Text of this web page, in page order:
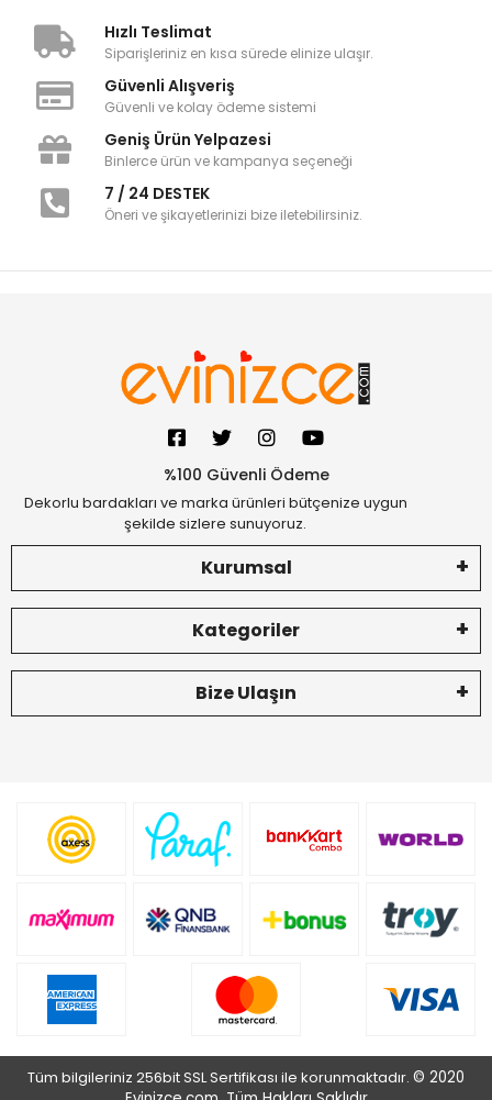
Hızlı Teslimat
Siparişleriniz en kısa sürede elinize ulaşır.
Güvenli Alışveriş
Güvenli ve kolay ödeme sistemi
Geniş Ürün Yelpazesi
Binlerce ürün ve kampanya seçeneği
7 / 24 DESTEK
Öneri ve şikayetlerinizi bize iletebilirsiniz.
%100 Güvenli Ödeme
Dekorlu bardakları ve marka ürünleri bütçenize uygun
şekilde sizlere sunuyoruz.
Kurumsal
Kategoriler
Bize Ulaşın
Tüm bilgileriniz 256bit SSL Sertifikası ile korunmaktadır. © 2020